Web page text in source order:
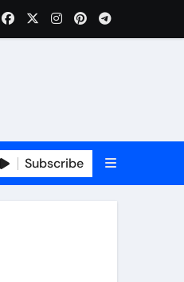
Subscribe